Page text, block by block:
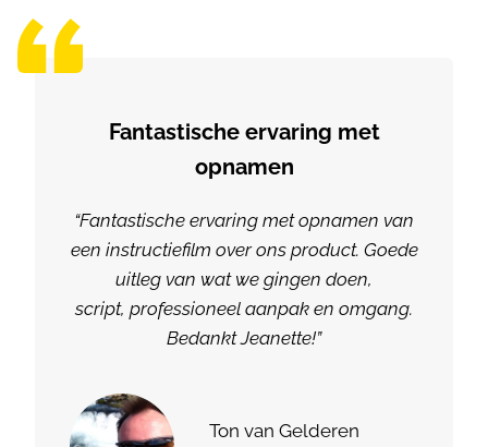
Fantastische ervaring met
opnamen
“Fantastische ervaring met opnamen van
een instructiefilm over ons product. Goede
uitleg van wat we gingen doen,
script, professioneel aanpak en omgang.
Bedankt Jeanette!”
Ton van Gelderen